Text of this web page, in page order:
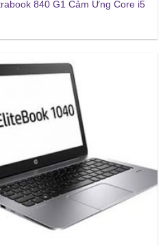
840 G1 Cảm Ứng Core i5